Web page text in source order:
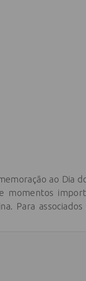
ao Dia
momentos
Para associados